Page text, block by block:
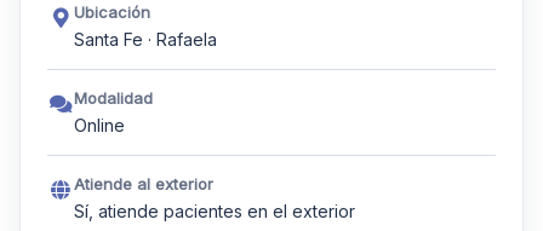
Ubicación
Santa Fe · Rafaela
Modalidad
Online
Atiende al exterior
Sí, atiende pacientes en el exterior